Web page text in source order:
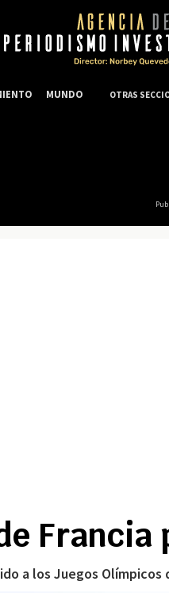
Francia
a los Juegos
MUNDO OTRAS